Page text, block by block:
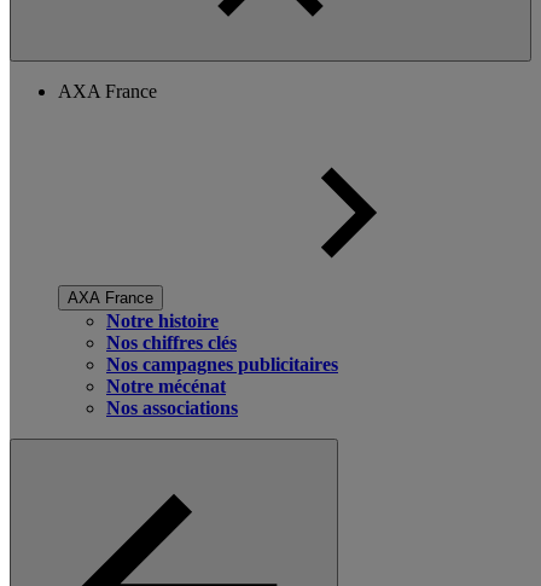
AXA France
AXA France
Notre histoire
Nos chiffres clés
Nos campagnes publicitaires
Notre mécénat
Nos associations